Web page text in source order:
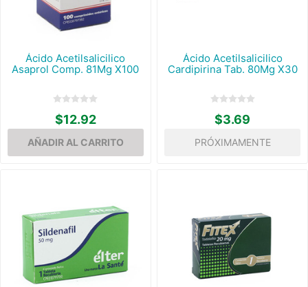
Ácido Acetilsalicilico
Asaprol Comp. 81Mg X100
$12.92
Ácido Acetilsalicilico
Cardipirina Tab. 80Mg X30
$3.69
PRÓXIMAMENTE